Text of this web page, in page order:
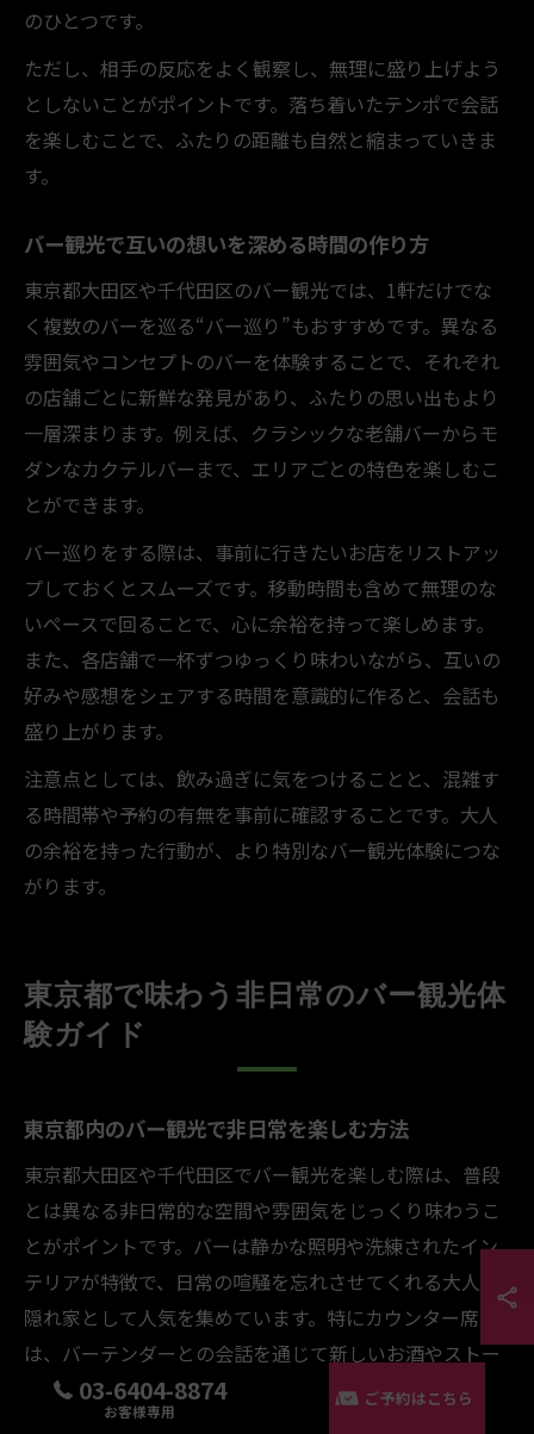
のひとつです。
ただし、相手の反応をよく観察し、無理に盛り上げよう
としないことがポイントです。落ち着いたテンポで会話
を楽しむことで、ふたりの距離も自然と縮まっていきま
す。
バー観光で互いの想いを深める時間の作り方
東京都大田区や千代田区のバー観光では、1軒だけでな
く複数のバーを巡る“バー巡り”もおすすめです。異なる
雰囲気やコンセプトのバーを体験することで、それぞれ
の店舗ごとに新鮮な発見があり、ふたりの思い出もより
一層深まります。例えば、クラシックな老舗バーからモ
ダンなカクテルバーまで、エリアごとの特色を楽しむこ
とができます。
バー巡りをする際は、事前に行きたいお店をリストアッ
プしておくとスムーズです。移動時間も含めて無理のな
いペースで回ることで、心に余裕を持って楽しめます。
また、各店舗で一杯ずつゆっくり味わいながら、互いの
好みや感想をシェアする時間を意識的に作ると、会話も
盛り上がります。
注意点としては、飲み過ぎに気をつけることと、混雑す
る時間帯や予約の有無を事前に確認することです。大人
の余裕を持った行動が、より特別なバー観光体験につな
がります。
東京都で味わう非日常のバー観光体
験ガイド
東京都内のバー観光で非日常を楽しむ方法
東京都大田区や千代田区でバー観光を楽しむ際は、普段
とは異なる非日常的な空間や雰囲気をじっくり味わうこ
とがポイントです。バーは静かな照明や洗練されたイン
テリアが特徴で、日常の喧騒を忘れさせてくれる大人の
隠れ家として人気を集めています。特にカウンター席で
は、バーテンダーとの会話を通じて新しいお酒やストー
リーに触れることができ、観光体験がより深まります。
03-6404-8874
お客様専用
ご予約はこちら